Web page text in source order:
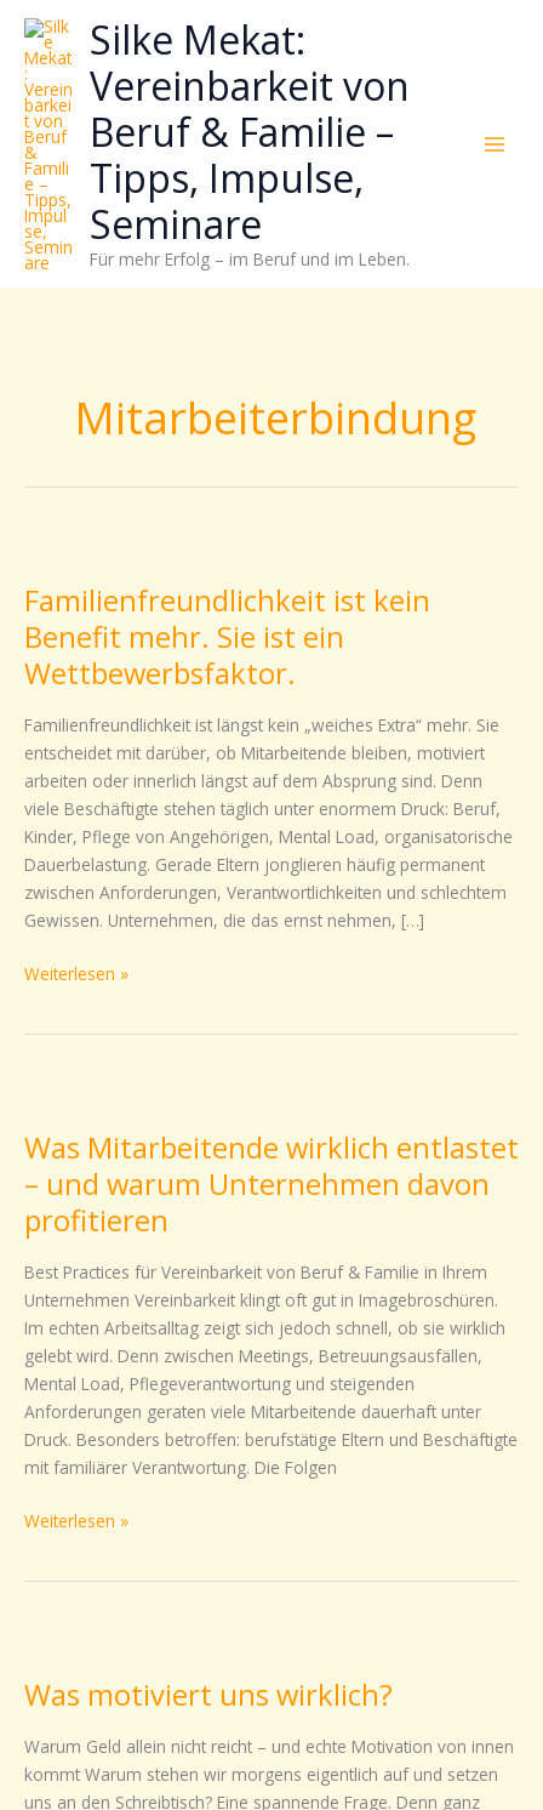
Zum
Inhalt
springen
Silke Mekat:
Vereinbarkeit von
Beruf & Familie –
Tipps, Impulse,
Seminare
Für mehr Erfolg – im Beruf und im Leben.
Mitarbeiterbindung
Familienfreundlichkeit ist kein
Benefit mehr. Sie ist ein
Wettbewerbsfaktor.
Familienfreundlichkeit ist längst kein „weiches Extra“ mehr. Sie
entscheidet mit darüber, ob Mitarbeitende bleiben, motiviert
arbeiten oder innerlich längst auf dem Absprung sind. Denn
viele Beschäftigte stehen täglich unter enormem Druck: Beruf,
Kinder, Pflege von Angehörigen, Mental Load, organisatorische
Dauerbelastung. Gerade Eltern jonglieren häufig permanent
zwischen Anforderungen, Verantwortlichkeiten und schlechtem
Gewissen. Unternehmen, die das ernst nehmen, […]
kein
Benefit
mehr.
Sie
ein
Wettbewerbsfaktor.
Weiterlesen »
Was Mitarbeitende wirklich entlastet
– und warum Unternehmen davon
profitieren
Best Practices für Vereinbarkeit von Beruf & Familie in Ihrem
Unternehmen Vereinbarkeit klingt oft gut in Imagebroschüren.
Im echten Arbeitsalltag zeigt sich jedoch schnell, ob sie wirklich
gelebt wird. Denn zwischen Meetings, Betreuungsausfällen,
Mental Load, Pflegeverantwortung und steigenden
Anforderungen geraten viele Mitarbeitende dauerhaft unter
Druck. Besonders betroffen: berufstätige Eltern und Beschäftigte
mit familiärer Verantwortung. Die Folgen
wirklich
und
Unternehmen
davon
profitieren
Weiterlesen »
Was motiviert uns wirklich?
Warum Geld allein nicht reicht – und echte Motivation von innen
kommt Warum stehen wir morgens eigentlich auf und setzen
uns an den Schreibtisch? Eine spannende Frage. Denn ganz
uns
wie
sich
Stress
reduzieren
Energie
gezielter
einsetzen
lässt?
Einfach